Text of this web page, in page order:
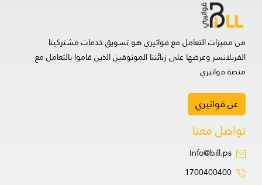
من مميزات التعامل مع فواتيري هو تسويق خدمات مشتركينا
الفريلانسر وعرضها على زبائننا الموثوقين الذين قاموا بالتعامل مع
منصة فواتيري
عن فواتيري
تواصل معنا
Info@bill.ps
1700400400